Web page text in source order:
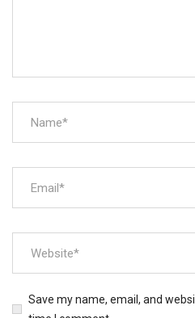
Save my name, email, and